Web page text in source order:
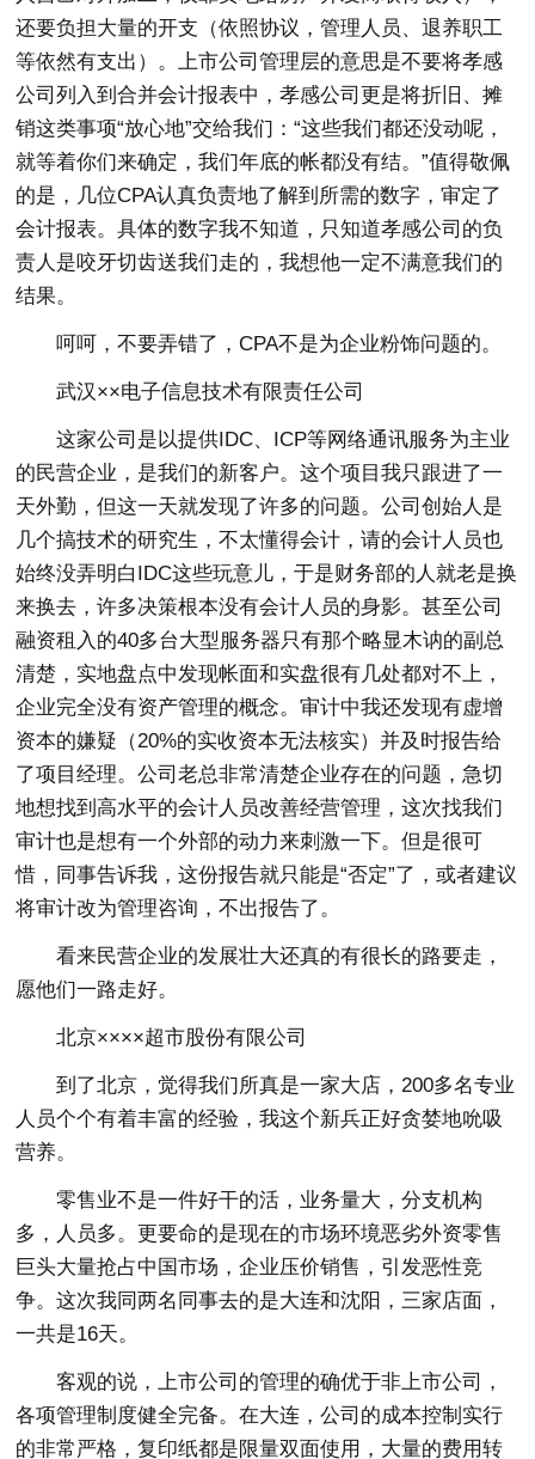
还要负担大量的开支（依照协议，管理人员、退养职工
等依然有支出）。上市公司管理层的意思是不要将孝感
公司列入到合并会计报表中，孝感公司更是将折旧、摊
销这类事项“放心地”交给我们：“这些我们都还没动呢，
就等着你们来确定，我们年底的帐都没有结。”值得敬佩
的是，几位CPA认真负责地了解到所需的数字，审定了
会计报表。具体的数字我不知道，只知道孝感公司的负
责人是咬牙切齿送我们走的，我想他一定不满意我们的
结果。
呵呵，不要弄错了，CPA不是为企业粉饰问题的。
武汉××电子信息技术有限责任公司
这家公司是以提供IDC、ICP等网络通讯服务为主业
的民营企业，是我们的新客户。这个项目我只跟进了一
天外勤，但这一天就发现了许多的问题。公司创始人是
几个搞技术的研究生，不太懂得会计，请的会计人员也
始终没弄明白IDC这些玩意儿，于是财务部的人就老是换
来换去，许多决策根本没有会计人员的身影。甚至公司
融资租入的40多台大型服务器只有那个略显木讷的副总
清楚，实地盘点中发现帐面和实盘很有几处都对不上，
企业完全没有资产管理的概念。审计中我还发现有虚增
资本的嫌疑（20%的实收资本无法核实）并及时报告给
了项目经理。公司老总非常清楚企业存在的问题，急切
地想找到高水平的会计人员改善经营管理，这次找我们
审计也是想有一个外部的动力来刺激一下。但是很可
惜，同事告诉我，这份报告就只能是“否定”了，或者建议
将审计改为管理咨询，不出报告了。
看来民营企业的发展壮大还真的有很长的路要走，
愿他们一路走好。
北京××××超市股份有限公司
到了北京，觉得我们所真是一家大店，200多名专业
人员个个有着丰富的经验，我这个新兵正好贪婪地吮吸
营养。
零售业不是一件好干的活，业务量大，分支机构
多，人员多。更要命的是现在的市场环境恶劣外资零售
巨头大量抢占中国市场，企业压价销售，引发恶性竞
争。这次我同两名同事去的是大连和沈阳，三家店面，
一共是16天。
客观的说，上市公司的管理的确优于非上市公司，
各项管理制度健全完备。在大连，公司的成本控制实行
的非常严格，复印纸都是限量双面使用，大量的费用转